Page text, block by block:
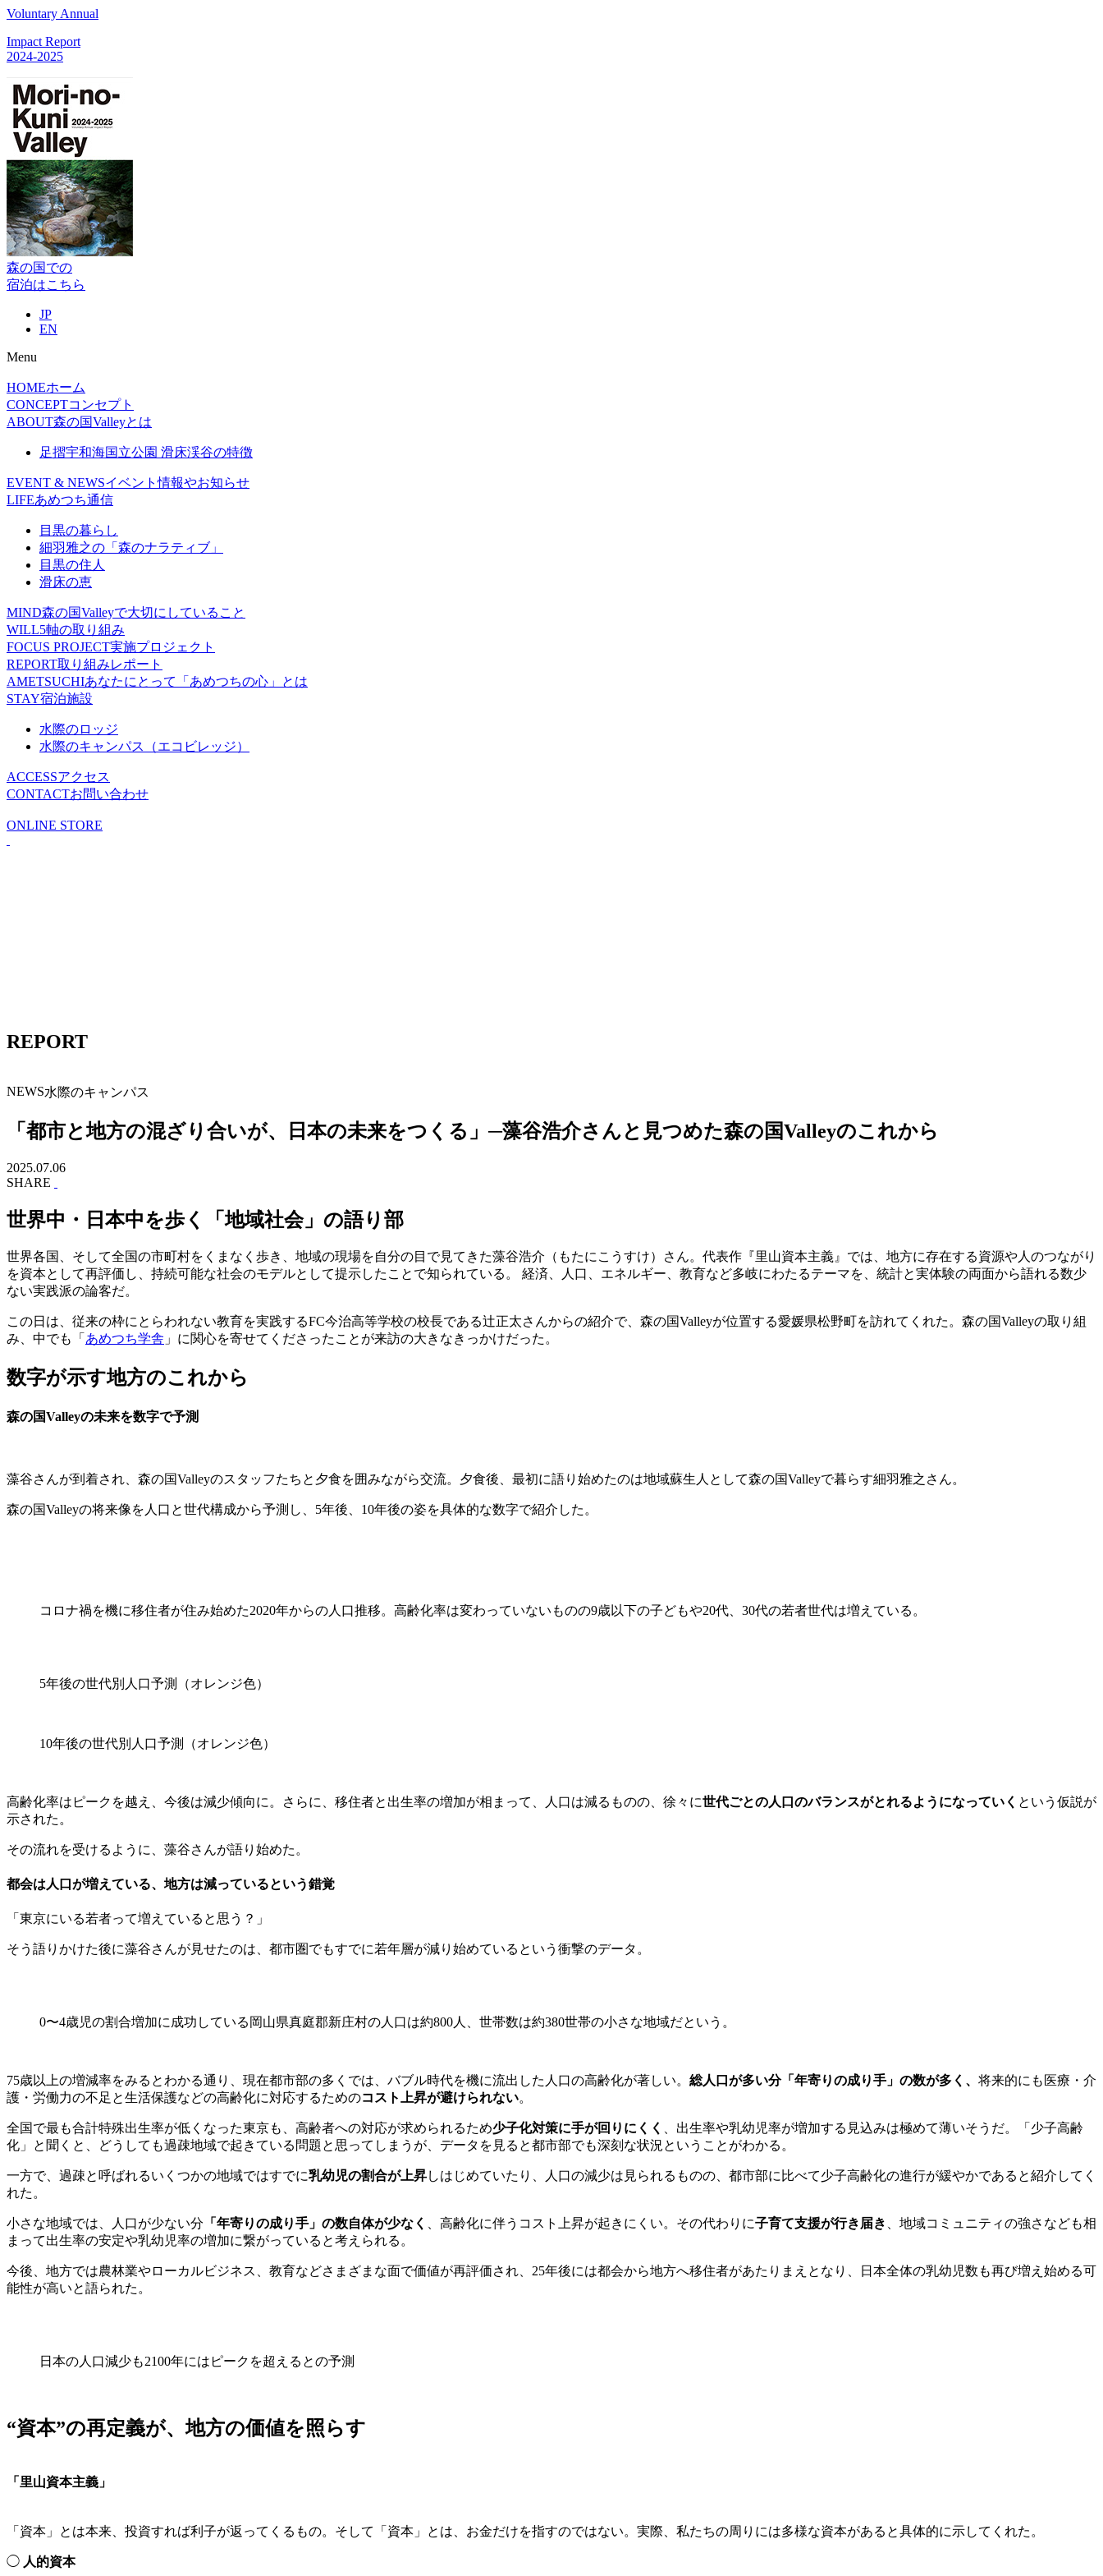
Voluntary Annual
Impact Report
2024-2025
森の国での
宿泊はこちら
JP
EN
Menu
HOMEホーム
CONCEPTコンセプト
ABOUT森の国Valleyとは
足摺宇和海国立公園 滑床渓谷の特徴
EVENT & NEWSイベント情報やお知らせ
LIFEあめつち通信
目黒の暮らし
細羽雅之の「森のナラティブ」
目黒の住人
滑床の恵
MIND森の国Valleyで大切にしていること
WILL5軸の取り組み
FOCUS PROJECT実施プロジェクト
REPORT取り組みレポート
AMETSUCHIあなたにとって「あめつちの心」とは
STAY宿泊施設
水際のロッジ
水際のキャンパス（エコビレッジ）
ACCESSアクセス
CONTACTお問い合わせ
ONLINE STORE
REPORT
NEWS水際のキャンパス
「都市と地方の混ざり合いが、日本の未来をつくる」─藻谷浩介さんと見つめた森の国Valleyのこれから
2025.07.06
SHARE
世界中・日本中を歩く「地域社会」の語り部
世界各国、そして全国の市町村をくまなく歩き、地域の現場を自分の目で見てきた藻谷浩介（もたにこうすけ）さん。代表作『里山資本主義』では、地方に存在する資源や人のつながり
を資本として再評価し、持続可能な社会のモデルとして提示したことで知られている。 経済、人口、エネルギー、教育など多岐にわたるテーマを、統計と実体験の両面から語れる数少
ない実践派の論客だ。
この日は、従来の枠にとらわれない教育を実践するFC今治高等学校の校長である辻正太さんからの紹介で、森の国Valleyが位置する愛媛県松野町を訪れてくれた。森の国Valleyの取り組
み、中でも「 あめつち学舎 」に関心を寄せてくださったことが来訪の大きなきっかけだった。
数字が示す地方のこれから
森の国Valleyの未来を数字で予測
藻谷さんが到着され、森の国Valleyのスタッフたちと夕食を囲みながら交流。夕食後、最初に語り始めたのは地域蘇生人として森の国Valleyで暮らす細羽雅之さん。
森の国Valleyの将来像を人口と世代構成から予測し、5年後、10年後の姿を具体的な数字で紹介した。
コロナ禍を機に移住者が住み始めた2020年からの人口推移。高齢化率は変わっていないものの9歳以下の子どもや20代、30代の若者世代は増えている。
5年後の世代別人口予測（オレンジ色）
10年後の世代別人口予測（オレンジ色）
高齢化率はピークを越え、今後は減少傾向に。さらに、移住者と出生率の増加が相まって、人口は減るものの、徐々に世代ごとの人口のバランスがとれるようになっていく という仮説が
示された。
その流れを受けるように、藻谷さんが語り始めた。
都会は人口が増えている、地方は減っているという錯覚
「東京にいる若者って増えていると思う？」
そう語りかけた後に藻谷さんが見せたのは、都市圏でもすでに若年層が減り始めているという衝撃のデータ。
0〜4歳児の割合増加に成功している岡山県真庭郡新庄村の人口は約800人、世帯数は約380世帯の小さな地域だという。
75歳以上の増減率をみるとわかる通り、現在都市部の多くでは、バブル時代を機に流出した人口の高齢化が著しい。 総人口が多い分「年寄りの成り手」の数が多く、 将来的にも医療・介
護・労働力の不足と生活保護などの高齢化に対応するためのコスト上昇が避けられない。
全国で最も合計特殊出生率が低くなった東京も、高齢者への対応が求められるため少子化対策に手が回りにくく 、出生率や乳幼児率が増加する見込みは極めて薄いそうだ。「少子高齢
化」と聞くと、どうしても過疎地域で起きている問題と思ってしまうが、データを見ると都市部でも深刻な状況ということがわかる。
一方で、過疎と呼ばれるいくつかの地域ではすでに乳幼児の割合が上昇しはじめていたり、人口の減少は見られるものの、都市部に比べて少子高齢化の進行が緩やかであると紹介してく
れた。
小さな地域では、人口が少ない分 「年寄りの成り手」の数自体が少なく 、高齢化に伴うコスト上昇が起きにくい。その代わりに子育て支援が行き届き 、地域コミュニティの強さなども相
まって出生率の安定や乳幼児率の増加に繋がっていると考えられる。
今後、地方では農林業やローカルビジネス、教育などさまざまな面で価値が再評価され、25年後には都会から地方へ移住者があたりまえとなり、日本全体の乳幼児数も再び増え始める可
能性が高いと語られた。
日本の人口減少も2100年にはピークを超えるとの予測
“資本”の再定義が、地方の価値を照らす
「里山資本主義」
「資本」とは本来、投資すれば利子が返ってくるもの。そして「資本」とは、お金だけを指すのではない。実際、私たちの周りには多様な資本があると具体的に示してくれた。
◯ 人的資本